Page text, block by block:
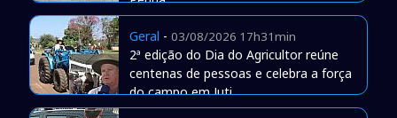
Geral - 03/08/2026 17h31min
2ª edição do Dia do Agricultor reúne
centenas de pessoas e celebra a força
do campo em Juti